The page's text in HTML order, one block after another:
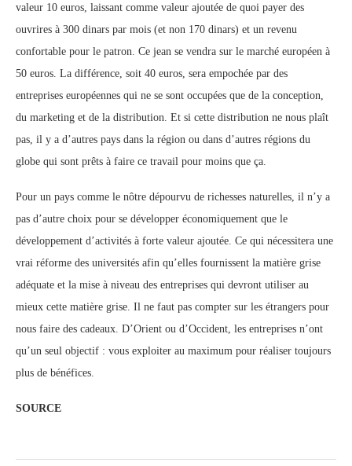
valeur 10 euros, laissant comme valeur ajoutée de quoi payer des
ouvrires à 300 dinars par mois (et non 170 dinars) et un revenu
confortable pour le patron. Ce jean se vendra sur le marché européen à
50 euros. La différence, soit 40 euros, sera empochée par des
entreprises européennes qui ne se sont occupées que de la conception,
du marketing et de la distribution. Et si cette distribution ne nous plaît
pas, il y a d’autres pays dans la région ou dans d’autres régions du
globe qui sont prêts à faire ce travail pour moins que ça.
Pour un pays comme le nôtre dépourvu de richesses naturelles, il n’y a
pas d’autre choix pour se développer économiquement que le
développement d’activités à forte valeur ajoutée. Ce qui nécessitera une
vrai réforme des universités afin qu’elles fournissent la matière grise
adéquate et la mise à niveau des entreprises qui devront utiliser au
mieux cette matière grise. Il ne faut pas compter sur les étrangers pour
nous faire des cadeaux. D’Orient ou d’Occident, les entreprises n’ont
qu’un seul objectif : vous exploiter au maximum pour réaliser toujours
plus de bénéfices.
SOURCE